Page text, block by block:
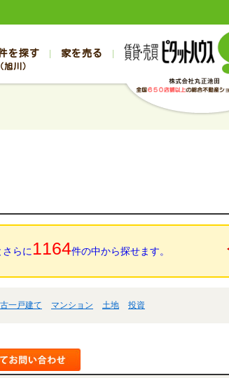
売買
を探す
（旭川）
売買
家を売る
スタッフブログ
売却のお問合せ
らに 1164件の中から探せます。
一戸建て マンション 土地 投資